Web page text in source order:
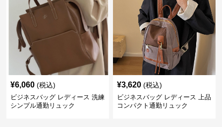
¥6,060 (税込)
ビジネスバッグ レディース 洗練
シンプル通勤リュック
¥3,620 (税込)
ビジネスバッグ レディース 上品
コンパクト通勤リュック